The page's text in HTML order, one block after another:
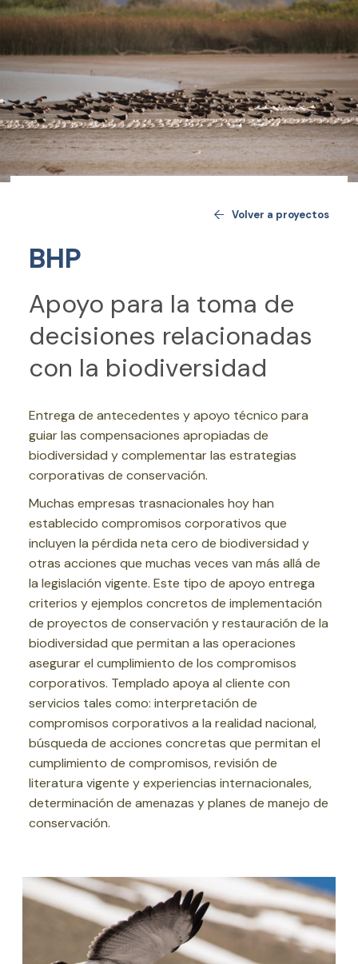
Volver a proyectos
BHP
Apoyo para la toma de
decisiones relacionadas
con la biodiversidad
Entrega de antecedentes y apoyo técnico para
guiar las compensaciones apropiadas de
biodiversidad y complementar las estrategias
corporativas de conservación.
Muchas empresas trasnacionales hoy han
establecido compromisos corporativos que
incluyen la pérdida neta cero de biodiversidad y
otras acciones que muchas veces van más allá de
la legislación vigente. Este tipo de apoyo entrega
criterios y ejemplos concretos de implementación
de proyectos de conservación y restauración de la
biodiversidad que permitan a las operaciones
asegurar el cumplimiento de los compromisos
corporativos. Templado apoya al cliente con
servicios tales como: interpretación de
compromisos corporativos a la realidad nacional,
búsqueda de acciones concretas que permitan el
cumplimiento de compromisos, revisión de
literatura vigente y experiencias internacionales,
determinación de amenazas y planes de manejo de
conservación.